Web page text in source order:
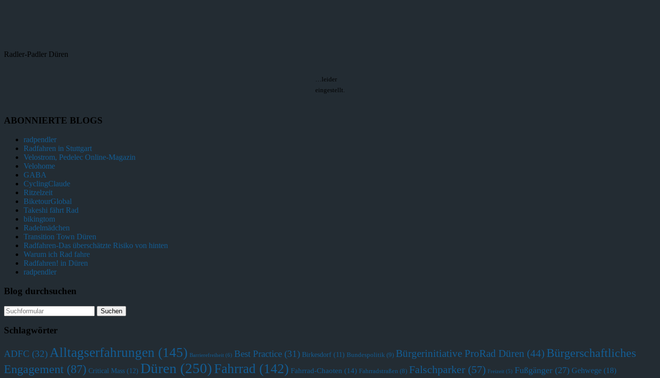
Radler-Padler Düren
…leider
eingestellt.
ABONNIERTE BLOGS
radpendler
Radfahren in Stuttgart
Velostrom, Pedelec Online-Magazin
Velohome
GABA
CyclingClaude
Ritzelzeit
BiketourGlobal
Takeshi fährt Rad
bikingtom
Radelmädchen
Transition Town Düren
Radfahren-Das überschätzte Risiko von hinten
Warum ich Rad fahre
Radfahren! in Düren
radpendler
Blog durchsuchen
Schlagwörter
ADFC (32) Alltagserfahrungen (145) Barrierefreiheit (6) Best Practice (31) Birkesdorf (11) Bundespolitik (9) Bürgerinitiative ProRad Düren (44) Bürgerschaftliches
Engagement (87) Critical Mass (12) Düren (250) Fahrrad (142) Fahrrad-Chaoten (14) Fahrradstraßen (8) Falschparker (57) Freizeit (5) Fußgänger (27) Gehwege (18)